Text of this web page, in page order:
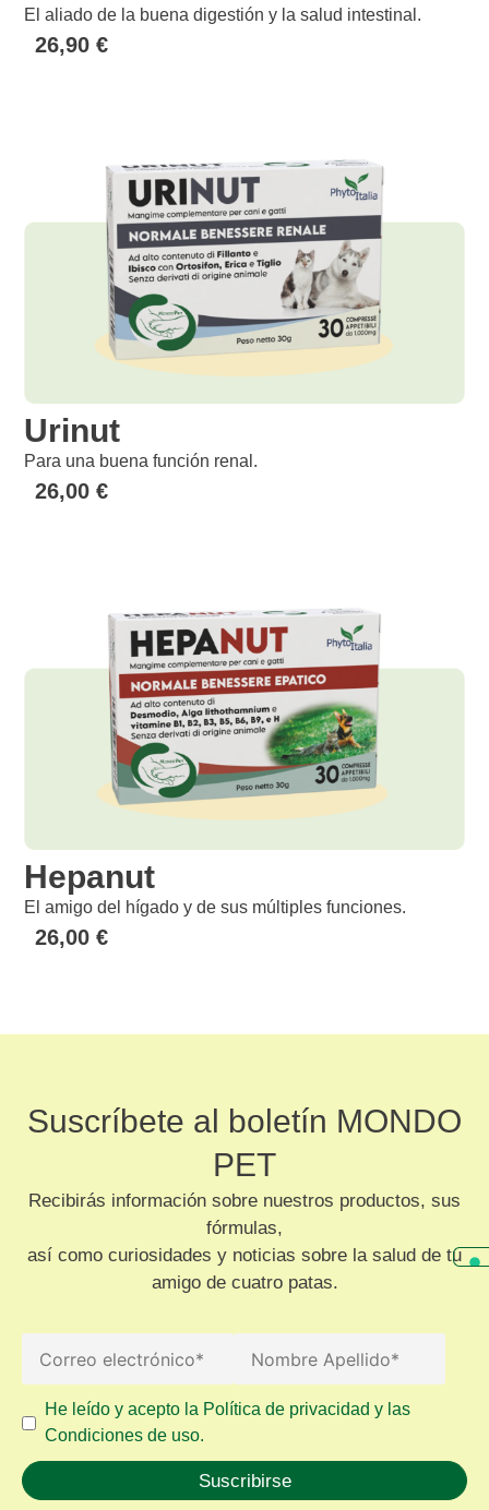
El aliado de la buena digestión y la salud intestinal.
26,90€
Urinut
Para una buena función renal.
26,00€
Hepanut
El amigo del hígado y de sus múltiples funciones.
26,00€
Suscríbete al boletín MONDO
PET
Recibirás información sobre nuestros productos, sus
fórmulas,
así como curiosidades y noticias sobre la salud de tu
amigo de cuatro patas.
He leído y acepto la Política de privacidad y las
Condiciones de uso.